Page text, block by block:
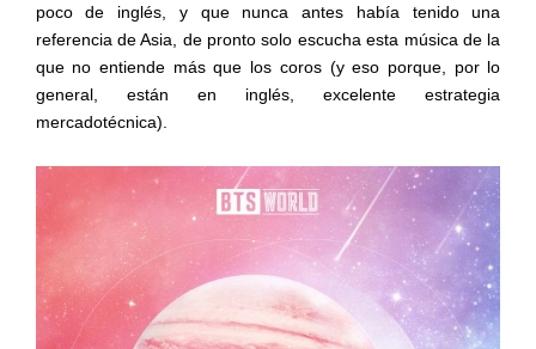
poco de inglés, y que nunca antes había tenido una
referencia de Asia, de pronto solo escucha esta música de la
que no entiende más que los coros (y eso porque, por lo
general, están en inglés, excelente estrategia
mercadotécnica).